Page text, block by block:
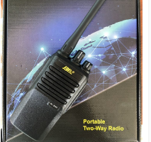
bởi chúng sở hữu nhiều
tính năng nổi bật Tuy
nhiên để có thể mua được
sản phẩm bạn cần tìm
đến nơi bán uy tín trên thị
trường Hôm nay shoppos
sẽ giới thiệu